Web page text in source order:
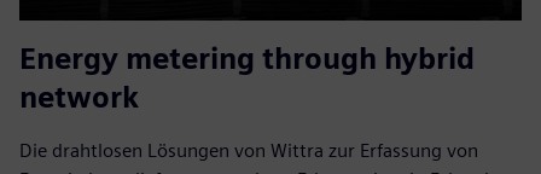
Energy metering through hybrid
network
Die drahtlosen Lösungen von Wittra zur Erfassung von